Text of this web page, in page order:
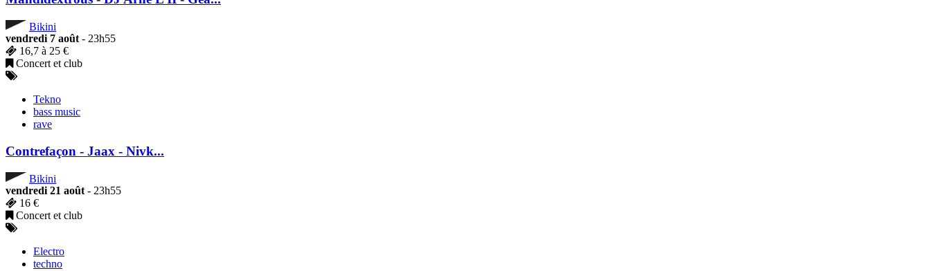
Bikini
vendredi 7 août- 23h55
16,7 à 25 €
Concert et club
Tekno
bass music
rave
Contrefaçon - Jaax - Nivk...
Bikini
vendredi 21 août- 23h55
16 €
Concert et club
Electro
techno